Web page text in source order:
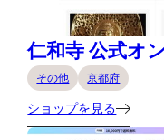
仁和寺 公式オ
その他 京都府
ショップを見る